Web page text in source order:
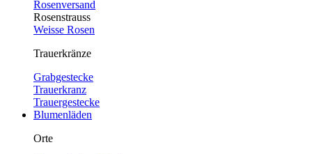
Rosenversand
Rosenstrauss
Weisse Rosen
Trauerkränze
Grabgestecke
Trauerkranz
Trauergestecke
Blumenläden
Orte